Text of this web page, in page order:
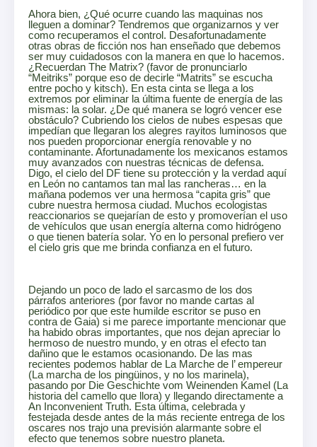
Ahora bien, ¿Qué ocurre cuando las maquinas nos
lleguen a dominar? Tendremos que organizarnos y ver
como recuperamos el control. Desafortunadamente
otras obras de ficción nos han enseñado que debemos
ser muy cuidadosos con la manera en que lo hacemos.
¿Recuerdan The Matrix? (favor de pronunciarlo
“Meitriks” porque eso de decirle “Matrits” se escucha
entre pocho y kitsch). En esta cinta se llega a los
extremos por eliminar la última fuente de energía de las
mismas: la solar. ¿De qué manera se logró vencer ese
obstáculo? Cubriendo los cielos de nubes espesas que
impedían que llegaran los alegres rayitos luminosos que
nos pueden proporcionar energía renovable y no
contaminante. Afortunadamente los mexicanos estamos
muy avanzados con nuestras técnicas de defensa.
Digo, el cielo del DF tiene su protección y la verdad aquí
en León no cantamos tan mal las rancheras… en la
mañana podemos ver una hermosa “capita gris” que
cubre nuestra hermosa ciudad. Muchos ecologistas
reaccionarios se quejarían de esto y promoverían el uso
de vehículos que usan energía alterna como hidrógeno
o que tienen batería solar. Yo en lo personal prefiero ver
el cielo gris que me brinda confianza en el futuro.
Dejando un poco de lado el sarcasmo de los dos
párrafos anteriores (por favor no mande cartas al
periódico por que este humilde escritor se puso en
contra de Gaia) si me parece importante mencionar que
ha habido obras importantes, que nos dejan apreciar lo
hermoso de nuestro mundo, y en otras el efecto tan
dañino que le estamos ocasionando. De las mas
recientes podemos hablar de La Marche de l’ empereur
(La marcha de los pingüinos, y no los marinela),
pasando por Die Geschichte vom Weinenden Kamel (La
historia del camello que llora) y llegando directamente a
An Inconvenient Truth. Esta última, celebrada y
festejada desde antes de la más reciente entrega de los
oscares nos trajo una previsión alarmante sobre el
efecto que tenemos sobre nuestro planeta.